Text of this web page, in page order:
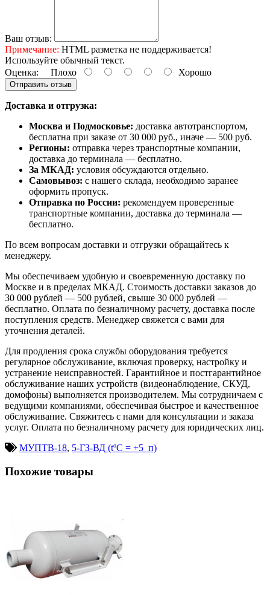
Ваш отзыв:
Примечание: HTML разметка не поддерживается!
Используйте обычный текст.
Оценка: Плохо Хорошо
Отправить отзыв
Доставка и отгрузка:
Москва и Подмосковье: доставка автотранспортом,
бесплатна при заказе от 30 000 руб., иначе — 500 руб.
Регионы: отправка через транспортные компании,
доставка до терминала — бесплатно.
За МКАД: условия обсуждаются отдельно.
Самовывоз: с нашего склада, необходимо заранее
оформить пропуск.
Отправка по России: рекомендуем проверенные
транспортные компании, доставка до терминала —
бесплатно.
По всем вопросам доставки и отгрузки обращайтесь к
менеджеру.
Мы обеспечиваем удобную и своевременную доставку по
Москве и в пределах МКАД. Стоимость доставки заказов до
30 000 рублей — 500 рублей, свыше 30 000 рублей —
бесплатно. Оплата по безналичному расчету, доставка после
поступления средств. Менеджер свяжется с вами для
уточнения деталей.
Для продления срока службы оборудования требуется
регулярное обслуживание, включая проверку, настройку и
устранение неисправностей. Гарантийное и постгарантийное
обслуживание наших устройств (видеонаблюдение, СКУД,
домофоны) выполняется производителем. Мы сотрудничаем с
ведущими компаниями, обеспечивая быстрое и качественное
обслуживание. Свяжитесь с нами для консультации и заказа
услуг. Оплата по безналичному расчету для юридических лиц.
МУПТВ-18, 5-ГЗ-ВД (tºC = +5_п)
Похожие товары